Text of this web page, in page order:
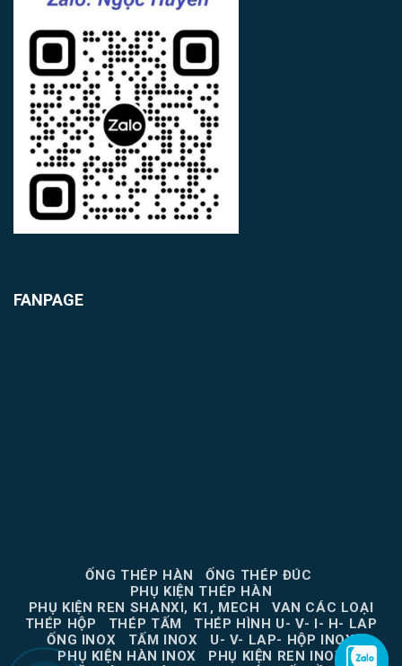
FANPAGE
ỐNG THÉP HÀN
ỐNG THÉP ĐÚC
PHỤ KIỆN THÉP HÀN
PHỤ KIỆN REN SHANXI, K1, MECH
VAN CÁC LOẠI
THÉP HỘP
THÉP TẤM
THÉP HÌNH U- V- I- H- LAP
ỐNG INOX
TẤM INOX
U- V- LAP- HỘP INOX
PHỤ KIỆN HÀN INOX
PHỤ KIỆN REN INOX